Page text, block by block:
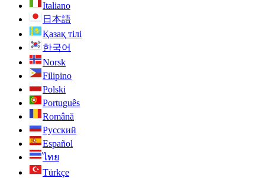
Italiano
日本語
Қазақ тілі
한국어
Norsk
Filipino
Polski
Português
Română
Русский
Español
ไทย
Türkçe